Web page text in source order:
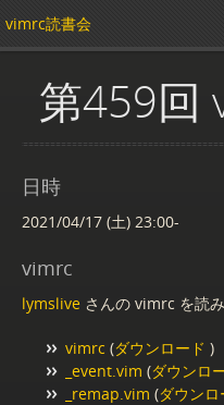
vimrc読書会
第459回
日時
2021/04/17 (土) 23:00-
vimrc
lymslive さんの vimrc を読
vimrc (ダウンロード )
_event.vim (ダウンロ
_remap.vim (ダウンロ